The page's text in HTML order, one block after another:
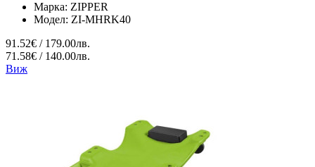
Марка: ZIPPER
Модел: ZI-MHRK40
91.52€ / 179.00лв.
71.58€ / 140.00лв.
Виж